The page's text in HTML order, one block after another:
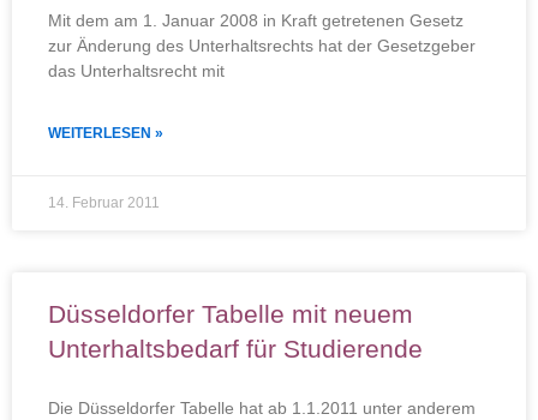
Mit dem am 1. Januar 2008 in Kraft getretenen Gesetz
zur Änderung des Unterhaltsrechts hat der Gesetzgeber
das Unterhaltsrecht mit
WEITERLESEN »
14. Februar 2011
Düsseldorfer Tabelle mit neuem
Unterhaltsbedarf für Studierende
Die Düsseldorfer Tabelle hat ab 1.1.2011 unter anderem